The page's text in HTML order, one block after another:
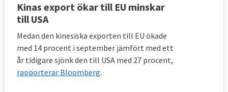
Kinas export ökar till EU minskar
till USA
Medan den kinesiska exporten till EU ökade
med 14 procent i september jämfört med ett
år tidigare sjönk den till USA med 27 procent,
rapporterar Bloomberg.